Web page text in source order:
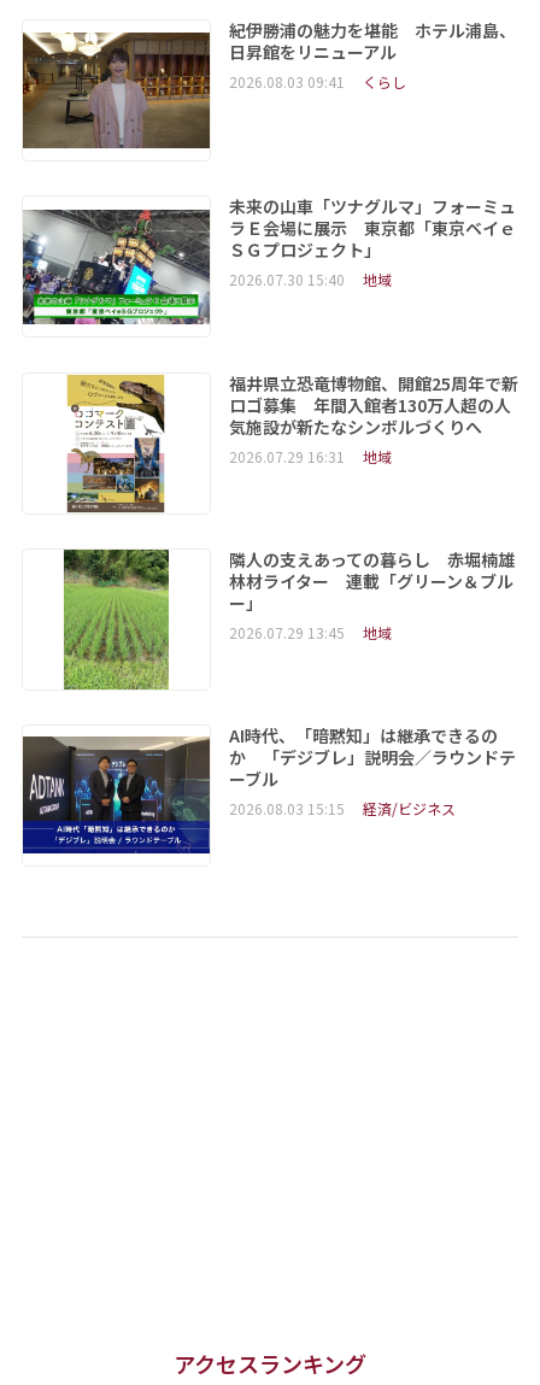
紀伊勝浦の魅力を堪能 ホテル浦島、
日昇館をリニューアル
2026.08.03 09:41 くらし
未来の山車「ツナグルマ」フォーミュ
ラＥ会場に展示 東京都「東京ベイｅ
ＳＧプロジェクト」
2026.07.30 15:40 地域
福井県立恐竜博物館、開館25周年で新
ロゴ募集 年間入館者130万人超の人
気施設が新たなシンボルづくりへ
2026.07.29 16:31 地域
隣人の支えあっての暮らし 赤堀楠雄
林材ライター 連載「グリーン＆ブル
ー」
2026.07.29 13:45 地域
AI時代、「暗黙知」は継承できるの
か 「デジブレ」説明会／ラウンドテ
ーブル
2026.08.03 15:15 経済/ビジネス
アクセスランキング